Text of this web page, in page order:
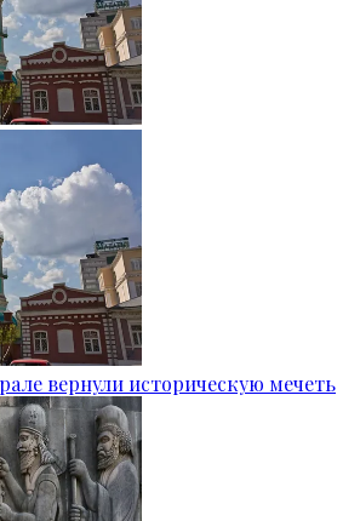
вернули историческую мечеть